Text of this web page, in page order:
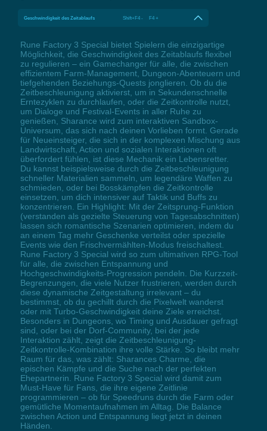
Geschwindigkeit des Zeitablaufs Shift+F4 - F4 +
Rune Factory 3 Special bietet Spielern die einzigartige
Möglichkeit, die Geschwindigkeit des Zeitablaufs flexibel
zu regulieren – ein Gamechanger für alle, die zwischen
effizientem Farm-Management, Dungeon-Abenteuern und
tiefgehenden Beziehungs-Quests jonglieren. Ob du die
Zeitbeschleunigung aktivierst, um in Sekundenschnelle
Erntezyklen zu durchlaufen, oder die Zeitkontrolle nutzt,
um Dialoge und Festival-Events in aller Ruhe zu
genießen, Sharance wird zum interaktiven Sandbox-
Universum, das sich nach deinen Vorlieben formt. Gerade
für Neueinsteiger, die sich in der komplexen Mischung aus
Landwirtschaft, Action und sozialen Interaktionen oft
überfordert fühlen, ist diese Mechanik ein Lebensretter.
Du kannst beispielsweise durch die Zeitbeschleunigung
schneller Materialien sammeln, um legendäre Waffen zu
schmieden, oder bei Bosskämpfen die Zeitkontrolle
einsetzen, um dich intensiver auf Taktik und Buffs zu
konzentrieren. Ein Highlight: Mit der Zeitsprung-Funktion
(verstanden als gezielte Steuerung von Tagesabschnitten)
lassen sich romantische Szenarien optimieren, indem du
an einem Tag mehr Geschenke verteilst oder spezielle
Events wie den Frischvermählten-Modus freischaltest.
Rune Factory 3 Special wird so zum ultimativen RPG-Tool
für alle, die zwischen Entspannung und
Hochgeschwindigkeits-Progression pendeln. Die Kurzzeit-
Begrenzungen, die viele Nutzer frustrieren, werden durch
diese dynamische Zeitgestaltung irrelevant – du
bestimmst, ob du gechillt durch die Pixelwelt wanderst
oder mit Turbo-Geschwindigkeit deine Ziele erreichst.
Besonders in Dungeons, wo Timing und Ausdauer gefragt
sind, oder bei der Dorf-Community, bei der jede
Interaktion zählt, zeigt die Zeitbeschleunigung-
Zeitkontrolle-Kombination ihre volle Stärke. So bleibt mehr
Raum für das, was zählt: Sharances Charme, die
epischen Kämpfe und die Suche nach der perfekten
Ehepartnerin. Rune Factory 3 Special wird damit zum
Must-Have für Fans, die ihre eigene Zeitlinie
programmieren – ob für Speedruns durch die Farm oder
gemütliche Momentaufnahmen im Alltag. Die Balance
zwischen Action und Entspannung liegt jetzt in deinen
Händen.